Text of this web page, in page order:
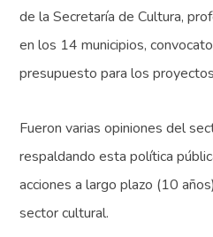
de la Secretaría de Cultura,
en los 14 municipios,
presupuesto para los
Fueron varias opiniones del
respaldando esta política
acciones a largo plazo (10
sector cultural.